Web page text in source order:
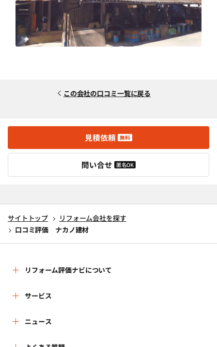
この会社の口コミ一覧に戻る
見積依頼 無料
問い合せ 匿名OK
サイトトップ
リフォーム会社を探す
口コミ評価 ナカノ建材
リフォーム評価ナビについて
リフォーム評価ナビとは
運営体制
サービス
リフォーム会社を探す
ニュース